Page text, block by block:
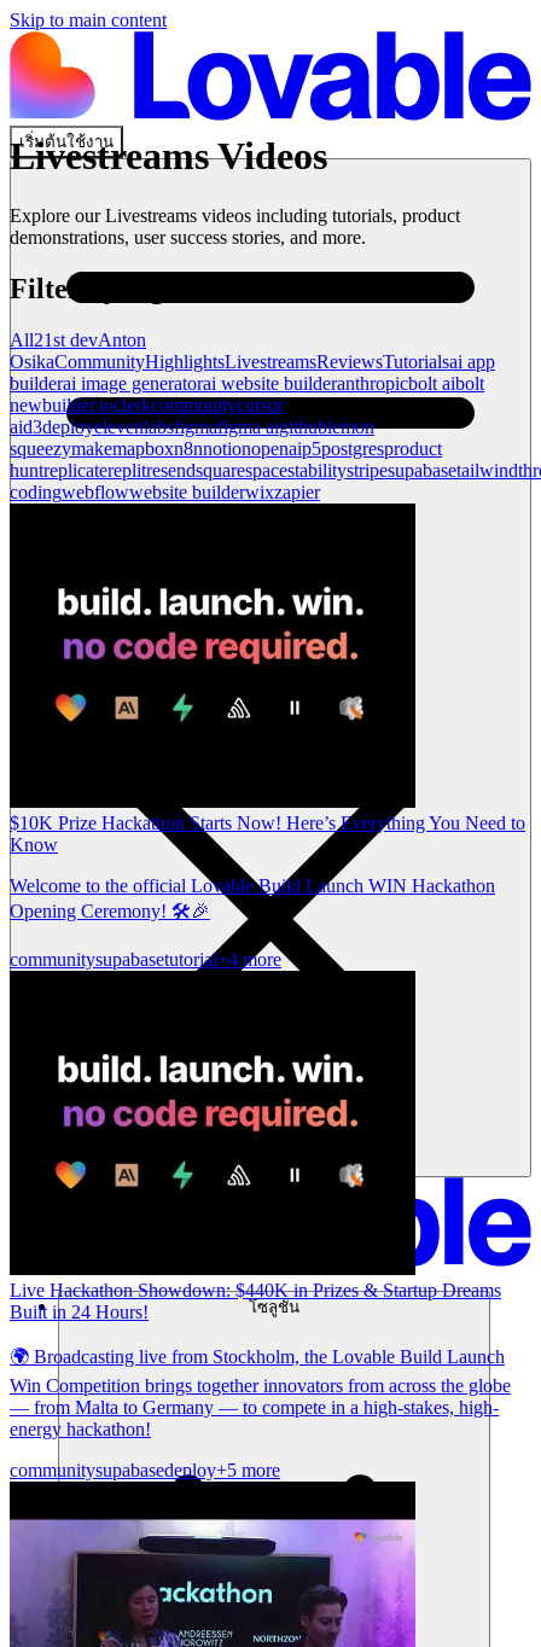
Skip to main content
เริ่มต้นใช้งาน
โซลูชัน
LivestreamsVideos
Explore ourLivestreams videos including tutorials, product
demonstrations, user success stories, and more.
Filter by tag
All21st devAnton
OsikaCommunityHighlightsLivestreamsReviewsTutorialsai app
builderai image generatorai website builderanthropicbolt aibolt
newbuilder.ioclerkcommunitycursor
aid3deployelevenlabsfigmafigma aigithublemon
squeezymakemapboxn8nnotionopenaip5postgresproduct
huntreplicatereplitresendsquarespacestabilitystripesupabasetailwind
codingwebflowwebsite builderwixzapier
$10K Prize Hackathon Starts Now! Here’s Everything You Need to
Know
Welcome to the official Lovable Build Launch WIN Hackathon
Opening Ceremony! 🛠️🎉
communitysupabasetutorial+4 more
Live Hackathon Showdown: $440K in Prizes & Startup Dreams
Built in 24 Hours!
🌍 Broadcasting live from Stockholm, the Lovable Build Launch
Win Competition brings together innovators from across the globe
— from Malta to Germany — to compete in a high-stakes, high-
energy hackathon!
communitysupabasedeploy+5 more